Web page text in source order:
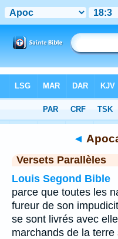
Chapitre 18 > Verset 3
◄
Versets Parallèles
Louis Segond Bible
parce que toutes les
fureur de son
se sont livrés avec
marchands de la